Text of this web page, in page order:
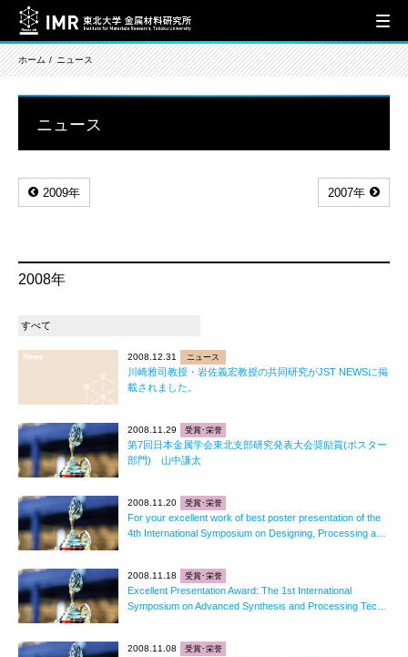
ホーム ニュース
ニュース
2009年 2007年
2008年
2008.12.31 ニュース
川崎雅司教授・岩佐義宏教授の共同研究がJST NEWSに掲
載されました。
2008.11.29 受賞･栄誉
第7回日本金属学会東北支部研究発表大会奨励賞(ポスター
部門) 山中謙太
2008.11.20 受賞･栄誉
For your excellent work of best poster presentation of the
4th International Symposium on Designing, Processing a…
2008.11.18 受賞･栄誉
Excellent Presentation Award: The 1st International
Symposium on Advanced Synthesis and Processing Tec…
2008.11.08 受賞･栄誉